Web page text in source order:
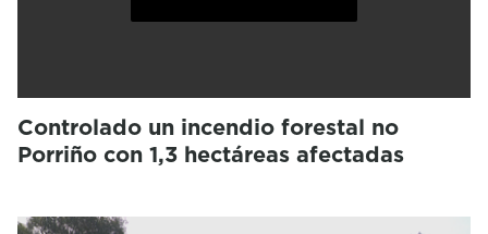
Controlado un incendio forestal no
Porriño con 1,3 hectáreas afectadas